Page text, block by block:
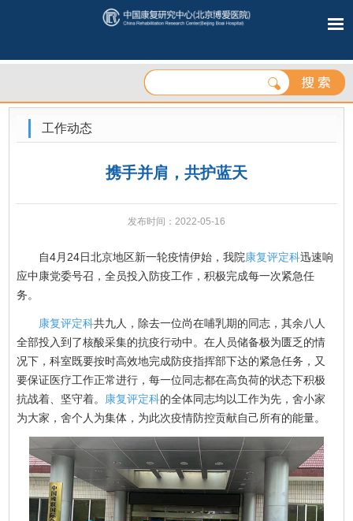
工作动态
携手并肩，共护蓝天
发布时间：2022-05-16
自4月24日北京地区新一轮疫情伊始，我院康复评定科迅速响
应中康党委号召，全员投入防疫工作，积极完成每一次紧急任
务。
康复评定科共九人，除去一位尚在哺乳期的同志，其余八人
全部投入到了核酸采集的抗疫行动中。在人员储备极为匮乏的情
况下，科室既要按时高效地完成防疫指挥部下达的紧急任务，又
要保证医疗工作正常进行，每一位同志都在高负荷的状态下积极
抗战着、坚守着。
康复评定科的全体同志均以工作为先，舍小家
为大家，舍个人为集体，为此次疫情防控贡献自己所有的能量。